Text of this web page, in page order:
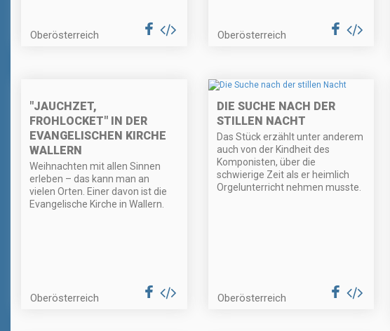
Oberösterreich Oberösterreich
"JAUCHZET,
FROHLOCKET" IN DER
EVANGELISCHEN KIRCHE
WALLERN
Weihnachten mit allen Sinnen
erleben – das kann man an
vielen Orten. Einer davon ist die
Evangelische Kirche in Wallern.
Oberösterreich
DIE SUCHE NACH DER
STILLEN NACHT
Das Stück erzählt unter anderem
auch von der Kindheit des
Komponisten, über die
schwierige Zeit als er heimlich
Orgelunterricht nehmen musste.
Oberösterreich